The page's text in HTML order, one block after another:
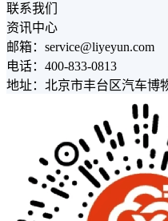
联系我们
资讯中心
邮箱：service@liyeyun.com
电话：400-833-0813
地址：北京市丰台区汽车博